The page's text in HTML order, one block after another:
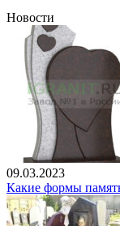
Новости
09.03.2023
Какие формы